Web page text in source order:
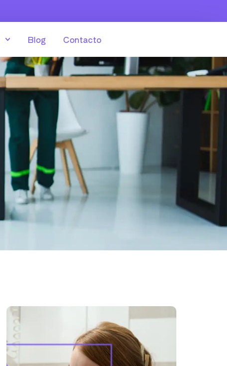
Blog Contacto